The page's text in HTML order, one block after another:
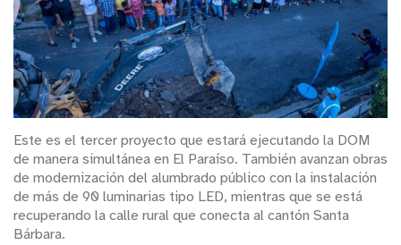
Este es el tercer proyecto que estará ejecutando la DOM
de manera simultánea en El Paraíso. También avanzan obras
de modernización del alumbrado público con la instalación
de más de 90 luminarias tipo LED, mientras que se está
recuperando la calle rural que conecta al cantón Santa
Bárbara.